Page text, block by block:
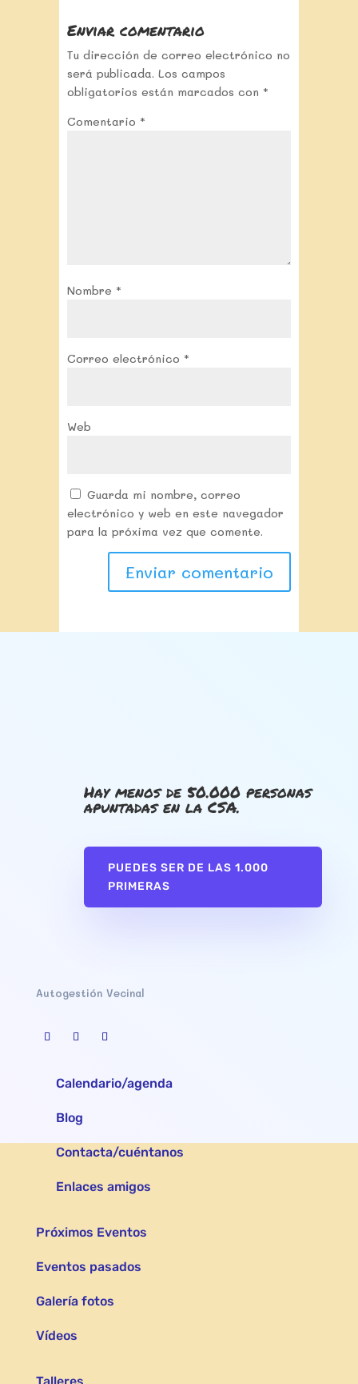
Enviar comentario
Tu dirección de correo electrónico no
será publicada. Los campos
obligatorios están marcados con *
Comentario *
Nombre *
Correo electrónico *
Web
Guarda mi nombre, correo
electrónico y web en este navegador
para la próxima vez que comente.
Hay menos de 50.000 personas
apuntadas en la CSA.
PUEDES SER DE LAS 1.000
PRIMERAS
Autogestión Vecinal
Calendario/agenda
Blog
Contacta/cuéntanos
Enlaces amigos
Próximos Eventos
Eventos pasados
Galería fotos
Vídeos